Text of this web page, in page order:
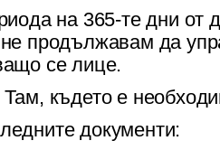
на 365-те дни от
продължавам да
се лице.
Там, където е
документи: